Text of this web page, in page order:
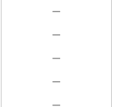
－
－
－
－